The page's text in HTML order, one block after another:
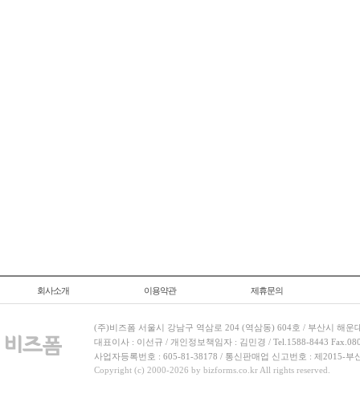
회사소개 이용약관 제휴문의
(주)비즈폼 서울시 강남구 역삼로 204 (역삼동) 604호 / 부산시 해운
대표이사 : 이선규 / 개인정보책임자 : 김민경 / Tel.1588-8443
사업자등록번호 : 605-81-38178 / 통신판매업 신고번호 : 제2015-부
Copyright (c) 2000-2026 by bizforms.co.kr All rights reserved.